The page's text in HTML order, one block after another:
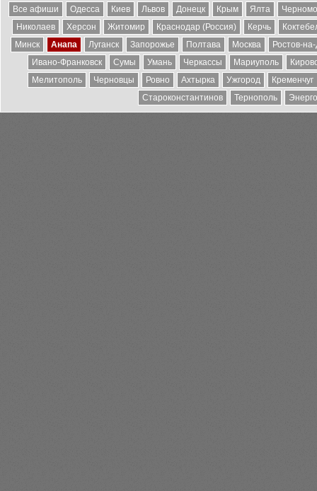
Все афиши Одесса Киев Львов Донецк Крым Ялта
Николаев
Херсон Житомир Краснодар (Россия) Керчь
Минск
Анапа Луганск Запорожье Полтава Москва
Ростов-
Ивано-Франковск
Сумы Умань Черкассы Мариуполь
Мелитополь
Черновцы Ровно Ахтырка Ужгород
Кременчуг
Староконстантинов
Тернополь